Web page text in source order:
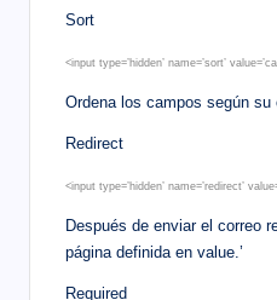
Sort
<input type=’hidden’ name=’sort’
Ordena los campos según
Redirect
<input type=’hidden’ name=’redirect’
Después de enviar el correo
página definida en value.’
Required